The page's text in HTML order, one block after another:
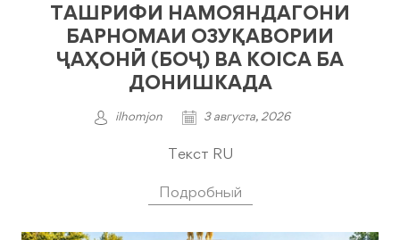
ТАШРИФИ НАМОЯНДАГОНИ
БАРНОМАИ ОЗУҚАВОРИИ
ҶАҲОНӢ (БОҶ) ВА KOICA БА
ДОНИШКАДА
ilhomjon 3 августа, 2026
Текст RU
Подробный